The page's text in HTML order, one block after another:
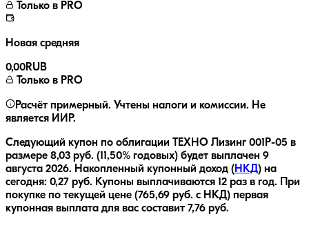
Только в PRO
Новая средняя
0,00RUB
Только в PRO
Расчёт примерный. Учтены налоги и комиссии. Не
является ИИР.
Следующий купон по облигации ТЕХНО Лизинг 001P-05 в
размере 8,03 руб. (11,50% годовых) будет выплачен 9
августа 2026. Накопленный купонный доход ( НКД) на
сегодня: 0,27 руб. Купоны выплачиваются 12 раз в год.
При
покупке по текущей цене (765,69 руб. с НКД) первая
купонная выплата для вас составит 7,76 руб.